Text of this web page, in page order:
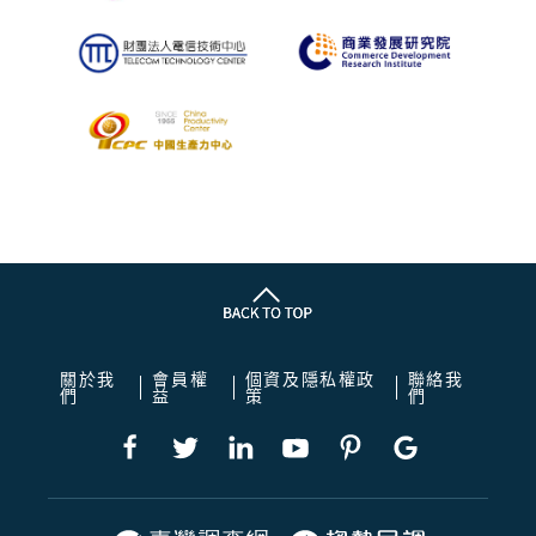
關於我
們
會員權
益
個資及隱私權政
策
聯絡我
們